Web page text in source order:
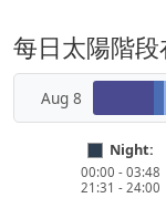
每日太陽階段
Aug 8
Night:
00:00 - 03:48
21:31 - 24:00